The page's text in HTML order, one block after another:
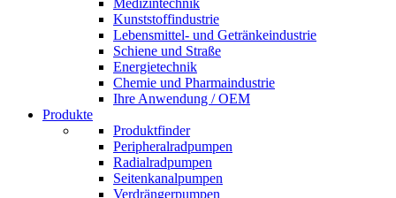
Medizintechnik
Kunststoffindustrie
Lebensmittel- und Getränkeindustrie
Schiene und Straße
Energietechnik
Chemie und Pharmaindustrie
Ihre Anwendung / OEM
Produkte
Produktfinder
Peripheralradpumpen
Radialradpumpen
Seitenkanalpumpen
Verdrängerpumpen